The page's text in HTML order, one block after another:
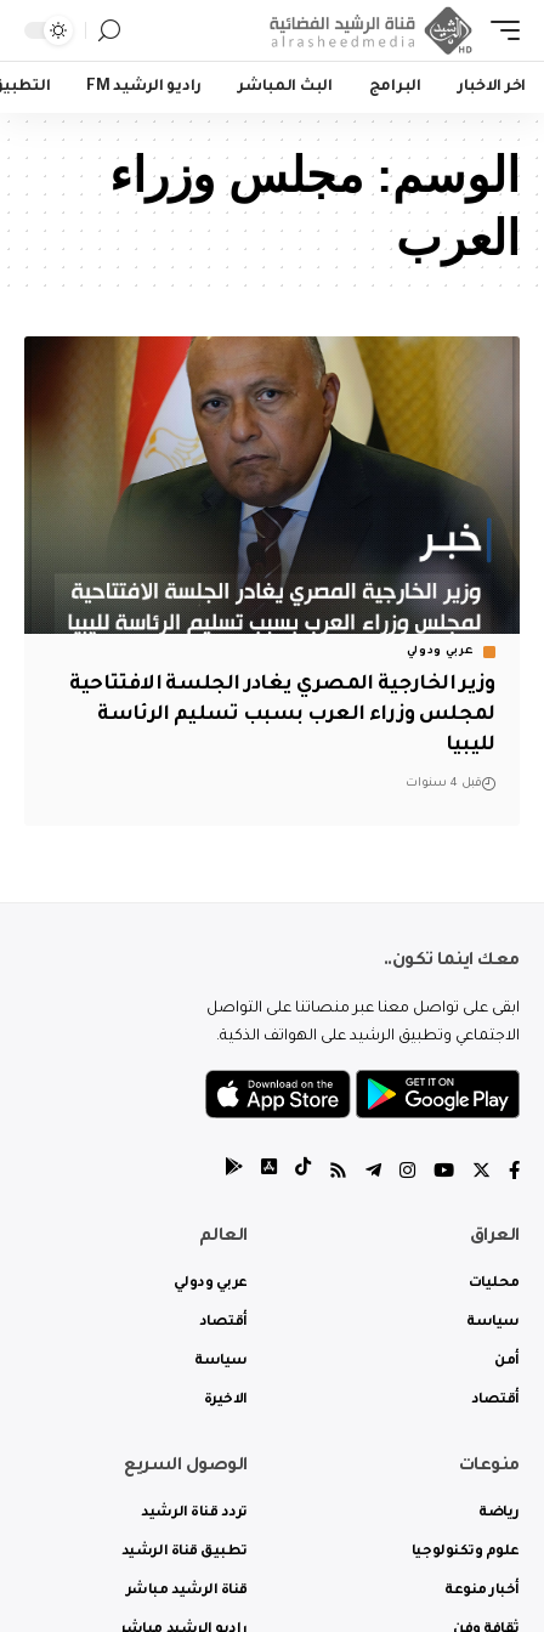
اخر الاخبار البرامج البث المباشر راديو الرشيد FM
الوسم:مجلس وزراء
العرب
عربي ودولي
وزير الخارجية المصري يغادر الجلسة الافتتاحية
لمجلس وزراء العرب بسبب تسليم الرئاسة
لليبيا
قبل 4 سنوات
معك اينما تكون..
ابقى على تواصل معنا عبر منصاتنا على التواصل
الاجتماعي وتطبيق الرشيد على الهواتف الذكية.
العراق
محليات
سياسة
أمن
أقتصاد
العالم
عربي ودولي
أقتصاد
سياسة
الاخيرة
منوعات
رياضة
علوم وتكنولوجيا
أخبار منوعة
الوصول السريع
تردد قناة الرشيد
تطبيق قناة الرشيد
قناة الرشيد مباشر